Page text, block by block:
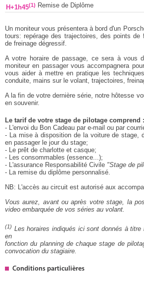
H+1h45(1) Remise de Diplôme
Un moniteur vous présentera à bord d'un
tours: repérage des trajectoires, des points de
de freinage dégressif.
A votre horaire de passage, ce sera à vous
moniteur en passager vous accompagnera
vous aider à mettre en pratique les
conduite, mains sur le volant, trajectoires,
A la fin de votre dernière série, notre hôtesse
en souvenir.
Le tarif de votre stage de pilotage comprend :
- L'envoi du Bon Cadeau par e-mail ou par
- La mise à disposition de la voiture de stage,
en passager le jour du stage;
- Le prêt de charlotte et casque;
- Les consommables (essence...);
- L'assurance Responsabilité Civile "Stage de
- La remise du diplôme personnalisé.
NB: L'accès au circuit est autorisé aux
Vous aurez, avant ou après votre stage, la
video embarquée de vos séries au volant.
(1) Les horaires indiqués ici sont donnés à
en
fonction du planning de chaque stage de
convocation du stagiaire.
Conditions particulières